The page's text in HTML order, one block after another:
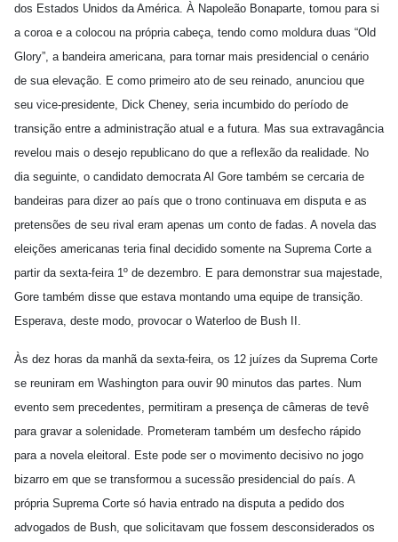
dos Estados Unidos da América. À Napoleão Bonaparte, tomou para si
a coroa e a colocou na própria cabeça, tendo como moldura duas “Old
Glory”, a bandeira americana, para tornar mais presidencial o cenário
de sua elevação. E como primeiro ato de seu reinado, anunciou que
seu vice-presidente, Dick Cheney, seria incumbido do período de
transição entre a administração atual e a futura. Mas sua extravagância
revelou mais o desejo republicano do que a reflexão da realidade. No
dia seguinte, o candidato democrata Al Gore também se cercaria de
bandeiras para dizer ao país que o trono continuava em disputa e as
pretensões de seu rival eram apenas um conto de fadas. A novela das
eleições americanas teria final decidido somente na Suprema Corte a
partir da sexta-feira 1º de dezembro. E para demonstrar sua majestade,
Gore também disse que estava montando uma equipe de transição.
Esperava, deste modo, provocar o Waterloo de Bush II.
Às dez horas da manhã da sexta-feira, os 12 juízes da Suprema Corte
se reuniram em Washington para ouvir 90 minutos das partes. Num
evento sem precedentes, permitiram a presença de câmeras de tevê
para gravar a solenidade. Prometeram também um desfecho rápido
para a novela eleitoral. Este pode ser o movimento decisivo no jogo
bizarro em que se transformou a sucessão presidencial do país. A
própria Suprema Corte só havia entrado na disputa a pedido dos
advogados de Bush, que solicitavam que fossem desconsiderados os